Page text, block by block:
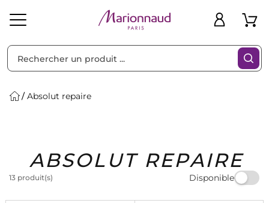
Solaire Homme Marques Idées
Cadeaux
Bons
Plans
Absolut repaire
ABSOLUT REPAIRE
13 produit(s) Disponible
Filtres